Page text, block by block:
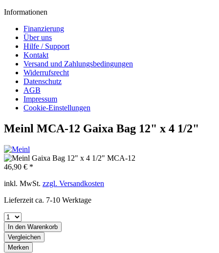
Informationen
Finanzierung
Über uns
Hilfe / Support
Kontakt
Versand und Zahlungsbedingungen
Widerrufsrecht
Datenschutz
AGB
Impressum
Cookie-Einstellungen
Meinl MCA-12 Gaixa Bag 12" x 4 1/2"
46,90 € *
inkl. MwSt. zzgl. Versandkosten
Lieferzeit ca. 7-10 Werktage
In den Warenkorb
Vergleichen
Merken